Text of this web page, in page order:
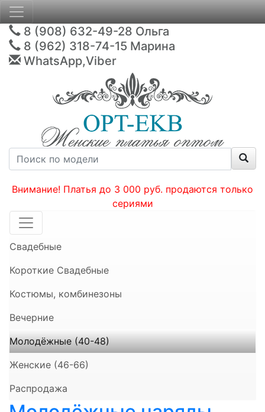
8 (908) 632-49-28 Ольга
8 (962) 318-74-15 Марина
WhatsApp,Viber
Внимание! Платья до 3 000 руб. продаются только
сериями
Свадебные
Короткие Свадебные
Костюмы, комбинезоны
Вечерние
Молодёжные (40-48)
Женские (46-66)
Распродажа